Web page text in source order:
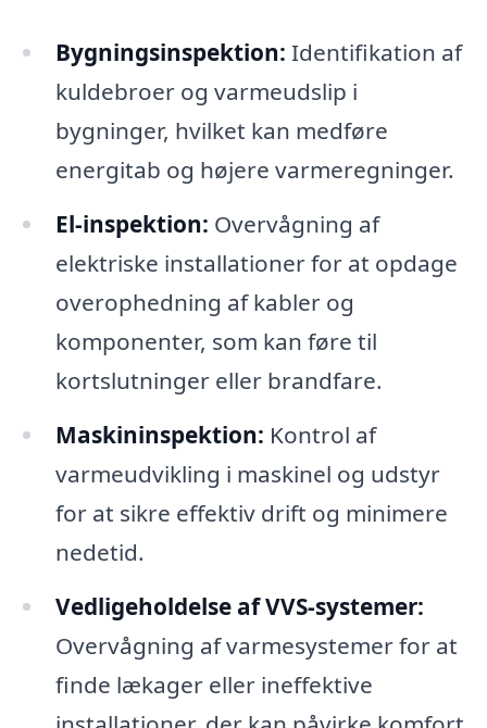
Bygningsinspektion: Identifikation af
kuldebroer og varmeudslip i
bygninger, hvilket kan medføre
energitab og højere varmeregninger.
El-inspektion: Overvågning af
elektriske installationer for at opdage
overophedning af kabler og
komponenter, som kan føre til
kortslutninger eller brandfare.
Maskininspektion: Kontrol af
varmeudvikling i maskinel og udstyr
for at sikre effektiv drift og minimere
nedetid.
Vedligeholdelse af VVS-systemer:
Overvågning af varmesystemer for at
finde lækager eller ineffektive